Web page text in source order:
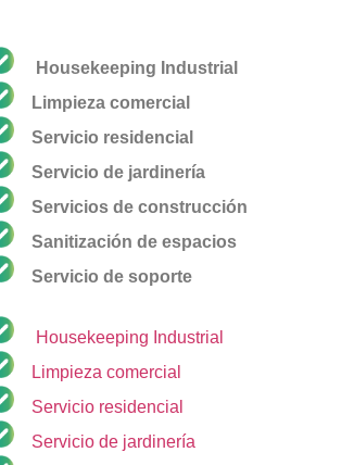
Housekeeping Industrial
Limpieza comercial
Servicio residencial
Servicio de jardinería
Servicios de construcción
Sanitización de espacios
Servicio de soporte
Housekeeping Industrial
Limpieza comercial
Servicio residencial
Servicio de jardinería